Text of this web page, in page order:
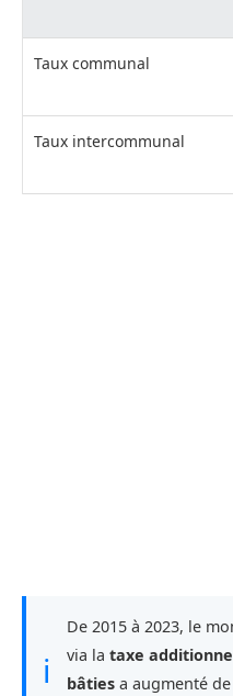
Taux communal
Taux intercommunal
ℹ
De 2015 à 2023, le
via la taxe
bâties a augmenté